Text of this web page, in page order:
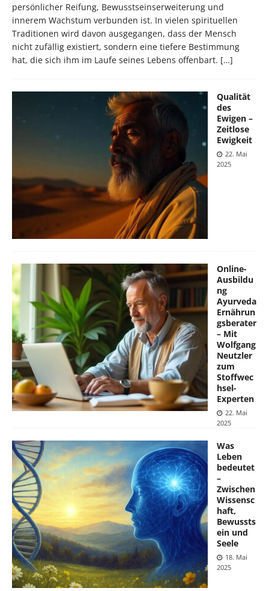
persönlicher Reifung, Bewusstseinserweiterung und
innerem Wachstum verbunden ist. In vielen spirituellen
Traditionen wird davon ausgegangen, dass der Mensch
nicht zufällig existiert, sondern eine tiefere Bestimmung
hat, die sich ihm im Laufe seines Lebens offenbart. […]
Qualität
des
Ewigen –
Zeitlose
Ewigkeit
22. Mai
2025
Online-
Ausbildu
ng
Ayurveda
Ernährun
gsberater
– Mit
Wolfgang
Neutzler
zum
Stoffwec
hsel-
Experten
22. Mai
2025
Was
Leben
bedeutet
–
Zwischen
Wissensc
haft,
Bewussts
ein und
Seele
18. Mai
2025